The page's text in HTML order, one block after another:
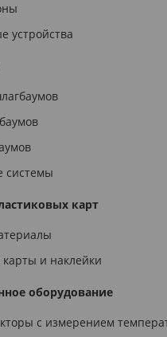
устройства
системы
карт
и наклейки
оборудование
с измерением